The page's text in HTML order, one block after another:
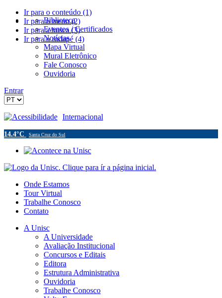
Ir para o conteúdo (1)
Ir para o menu (2)
Ir para a busca (3)
Ir para o rodapé (4)
Biblioteca
Eventos / Certificados
Notícias
Mapa Virtual
Mural Eletrônico
Fale Conosco
Ouvidoria
Entrar
Acessibilidade Internacional
14.4°C Santa Cruz do Sul
Onde Estamos
Tour Virtual
Trabalhe Conosco
Contato
A Unisc
A Universidade
Avaliação Institucional
Concursos e Editais
Editora
Estrutura Administrativa
Ouvidoria
Trabalhe Conosco